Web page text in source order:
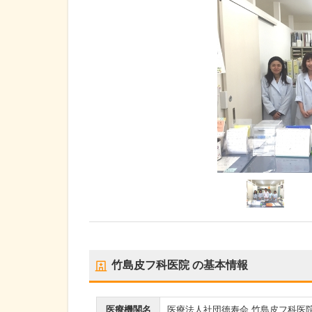
竹島皮フ科医院の基本情報
医療機関名 医療法人社団徳寿会 竹島皮フ科医